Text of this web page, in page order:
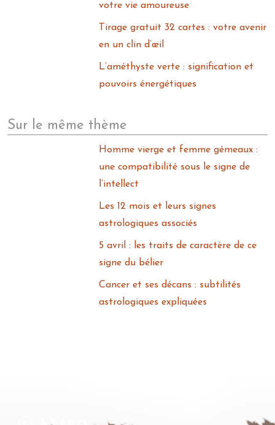
votre vie amoureuse
Tirage gratuit 32 cartes : votre avenir
en un clin d’œil
L’améthyste verte : signification et
pouvoirs énergétiques
Sur le même thème
Homme vierge et femme gémeaux :
une compatibilité sous le signe de
l’intellect
Les 12 mois et leurs signes
astrologiques associés
5 avril : les traits de caractère de ce
signe du bélier
Cancer et ses décans : subtilités
astrologiques expliquées